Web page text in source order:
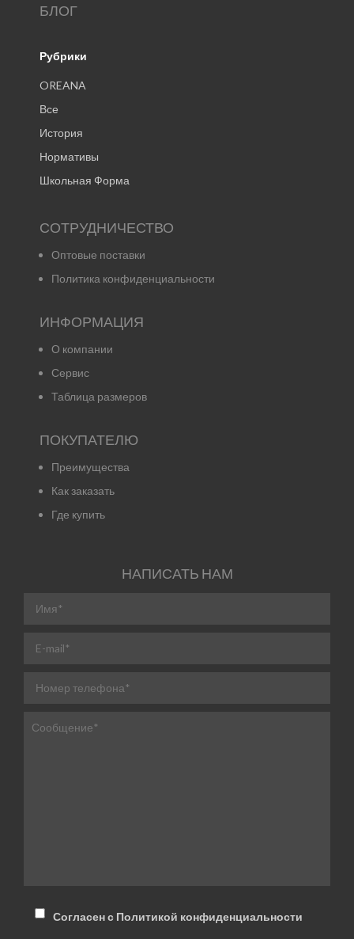
БЛОГ
Рубрики
OREANA
Все
История
Нормативы
Школьная Форма
СОТРУДНИЧЕСТВО
Оптовые поставки
Политика конфиденциальности
ИНФОРМАЦИЯ
О компании
Сервис
Таблица размеров
ПОКУПАТЕЛЮ
Преимущества
Как заказать
Где купить
НАПИСАТЬ НАМ
Согласен с Политикой конфиденциальности